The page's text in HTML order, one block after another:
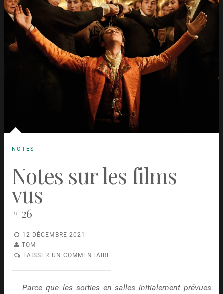
NOTES
Notes sur les films
vus
# 26
12 DÉCEMBRE 2021
TOM
LAISSER UN COMMENTAIRE
Parce que les sorties en salles initialement prévues